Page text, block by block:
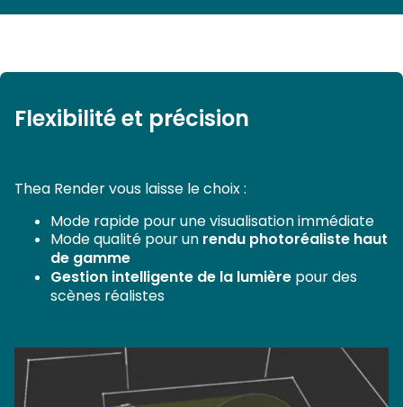
Flexibilité et précision
Thea Render vous laisse le choix :
Mode rapide pour une visualisation immédiate
Mode qualité pour un rendu photoréaliste haut
de gamme
Gestion intelligente de la lumière pour des
scènes réalistes